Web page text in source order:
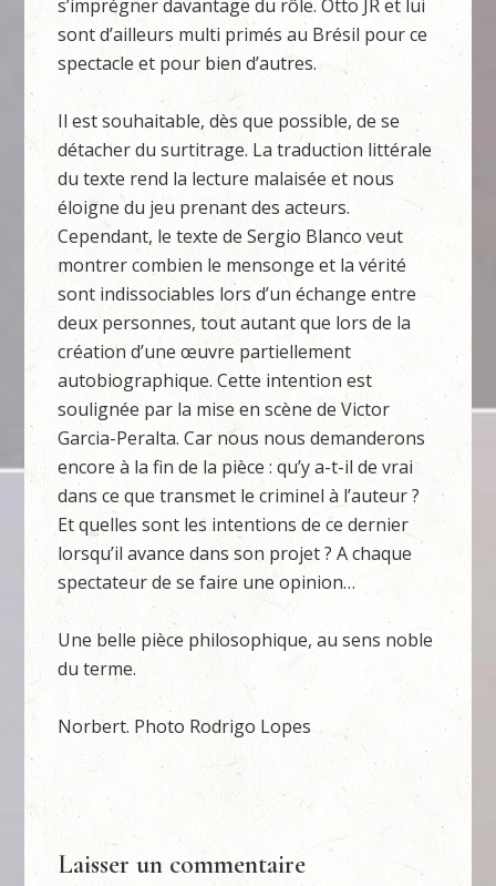
s’imprégner davantage du rôle. Otto JR et lui
sont d’ailleurs multi primés au Brésil pour ce
spectacle et pour bien d’autres.
Il est souhaitable, dès que possible, de se
détacher du surtitrage. La traduction littérale
du texte rend la lecture malaisée et nous
éloigne du jeu prenant des acteurs.
Cependant, le texte de Sergio Blanco veut
montrer combien le mensonge et la vérité
sont indissociables lors d’un échange entre
deux personnes, tout autant que lors de la
création d’une œuvre partiellement
autobiographique. Cette intention est
soulignée par la mise en scène de Victor
Garcia-Peralta. Car nous nous demanderons
encore à la fin de la pièce : qu’y a-t-il de vrai
dans ce que transmet le criminel à l’auteur ?
Et quelles sont les intentions de ce dernier
lorsqu’il avance dans son projet ? A chaque
spectateur de se faire une opinion…
Une belle pièce philosophique, au sens noble
du terme.
Norbert. Photo Rodrigo Lopes
Laisser un commentaire